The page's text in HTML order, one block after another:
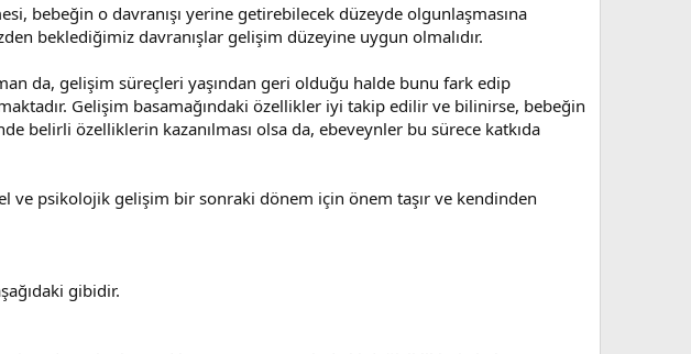
bebeğin o davranışı yerine getirebilecek düzeyde olgunlaşmasına
beklediğimiz davranışlar gelişim düzeyine uygun olmalıdır.
da, gelişim süreçleri yaşından geri olduğu halde bunu fark edip
Gelişim basamağındaki özellikler iyi takip edilir ve bilinirse, bebeğin
belirli özelliklerin kazanılması olsa da, ebeveynler bu sürece katkıda
ve psikolojik gelişim bir sonraki dönem için önem taşır ve kendinden
gibidir.